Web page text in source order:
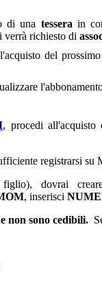
di una tessera in
verrà richiesto di
del
, procedi all'acquisto
registrarsi
dovrai
, inserisci
non sono cedibili.